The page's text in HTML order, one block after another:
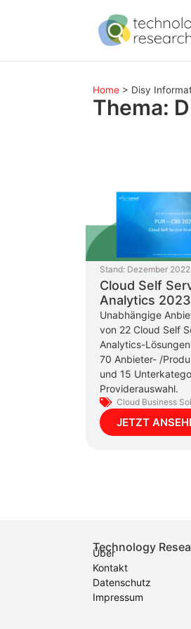
Home > Disy
Thema:
Stand: Dezember 2022
Cloud Self
Analytics 2023
Unabhängige
von 22 Cloud Self
Analytics-
70 Anbieter- /
und 15
Providerauswahl.
Cloud Business
JETZT
Technology
Über
Kontakt
Datenschutz
Impressum